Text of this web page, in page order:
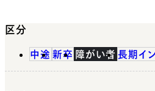
区分
中途 新卒 障がい者 長期イ